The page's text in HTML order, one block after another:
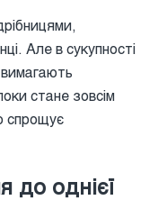
Але в сукупності
стане зовсім
спрощує
до однієї